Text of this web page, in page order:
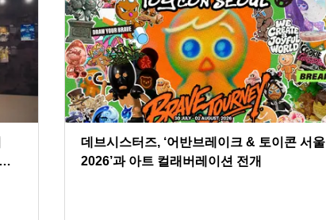
데브시스터즈, ‘어반브레이크 & 토이콘 서울
2026’과 아트 컬래버레이션 전개